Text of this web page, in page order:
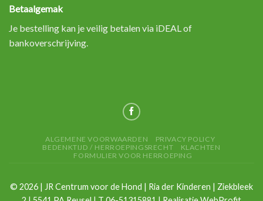
Betaalgemak
Je bestelling kan je veilig betalen via iDEAL of
bankoverschrijving.
ALGEMENE VOORWAARDEN
PRIVACY POLICY
BEDENKTIJD / HERROEPINGSRECHT
KLACHTEN
FORMULIER VOOR HERROEPING
© 2026 | JR Centrum voor de Hond | Ria der Kinderen | Ziekbleek